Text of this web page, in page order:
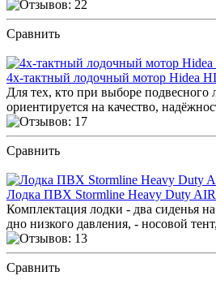
Сравнить
4х-тактный лодочный мотор Hidea
Для тех, кто при выборе подвесного
ориентируется на качество,
Сравнить
Лодка ПВХ Stormline Heavy Duty
Комплектация лодки - два сиденья
дно низкого давления, - носовой
Сравнить